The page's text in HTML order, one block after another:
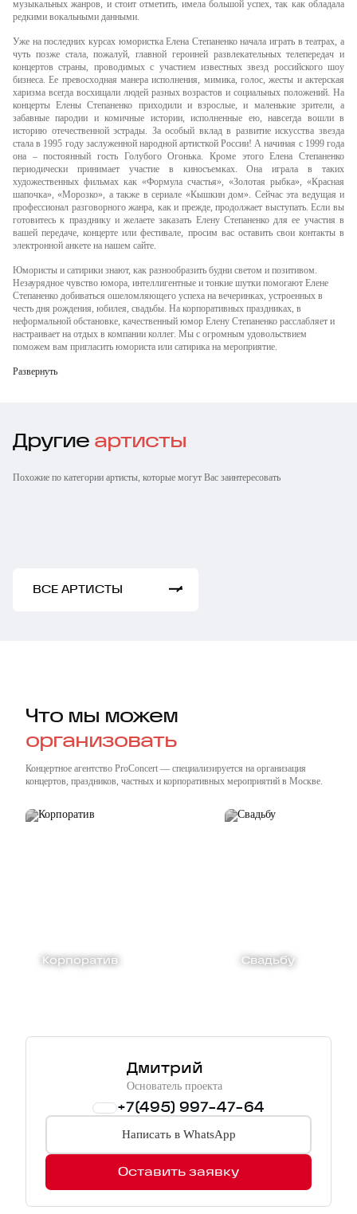
музыкальных жанров, и стоит отметить, имела большой успех, так как обладала
редкими вокальными данными.
Уже на последних курсах юмористка Елена Степаненко начала играть в театрах, а
чуть позже стала, пожалуй, главной героиней развлекательных телепередач и
концертов страны, проводимых с участием известных звезд российского шоу
бизнеса. Ее превосходная манера исполнения, мимика, голос, жесты и актерская
харизма всегда восхищали людей разных возрастов и социальных положений. На
концерты Елены Степаненко приходили и взрослые, и маленькие зрители, а
забавные пародии и комичные истории, исполненные ею, навсегда вошли в
историю отечественной эстрады. За особый вклад в развитие искусства звезда
стала в 1995 году заслуженной народной артисткой России! А начиная с 1999 года
она – постоянный гость Голубого Огонька. Кроме этого Елена Степаненко
периодически принимает участие в киносъемках. Она играла в таких
художественных фильмах как «Формула счастья», «Золотая рыбка», «Красная
шапочка», «Морозко», а также в сериале «Кышкин дом». Сейчас эта ведущая и
профессионал разговорного жанра, как и прежде, продолжает выступать. Если вы
готовитесь к празднику и желаете заказать Елену Степаненко для ее участия в
вашей передаче, концерте или фестивале, просим вас оставить свои контакты в
электронной анкете на нашем сайте.
Юмористы и сатирики знают, как разнообразить будни светом и позитивом.
Незаурядное чувство юмора, интеллигентные и тонкие шутки помогают Елене
Степаненко добиваться ошеломляющего успеха на вечеринках, устроенных в
честь дня рождения, юбилея, свадьбы. На корпоративных праздниках, в
неформальной обстановке, качественный юмор Елену Степаненко расслабляет и
настраивает на отдых в компании коллег. Мы с огромным удовольствием
поможем вам пригласить юмориста или сатирика на мероприятие.
Развернуть
Другие артисты
Похожие по категории артисты, которые могут Вас заинтересовать
ВСЕ АРТИСТЫ
Что мы можем
организовать
Концертное агентство ProConcert — cпециализируется на организация
концертов, праздников, частных и корпоративных мероприятий в Москве.
Корпоратив Свадьбу
Дмитрий
Основатель проекта
+7(495) 997-47-64
Написать в WhatsApp
Оставить заявку